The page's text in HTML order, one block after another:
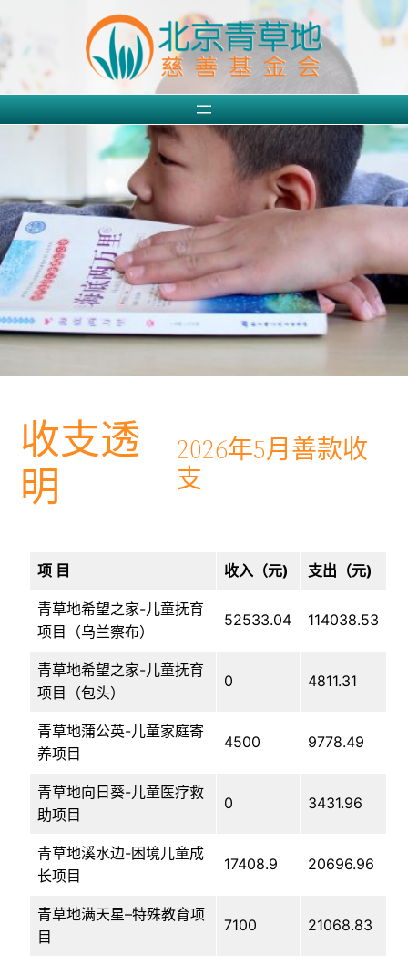
内
容
收支透
明
2026年5月善款收
支
项 目 收入（元) 支出（元)
青草地希望之家-儿童抚育
项目（乌兰察布）
52533.04 114038.53
青草地希望之家-儿童抚育
项目（包头）
0 4811.31
青草地蒲公英-儿童家庭寄
养项目
4500 9778.49
青草地向日葵-儿童医疗救
助项目
0 3431.96
青草地溪水边-困境儿童成
长项目
17408.9 20696.96
青草地满天星–特殊教育项
目
7100 21068.83